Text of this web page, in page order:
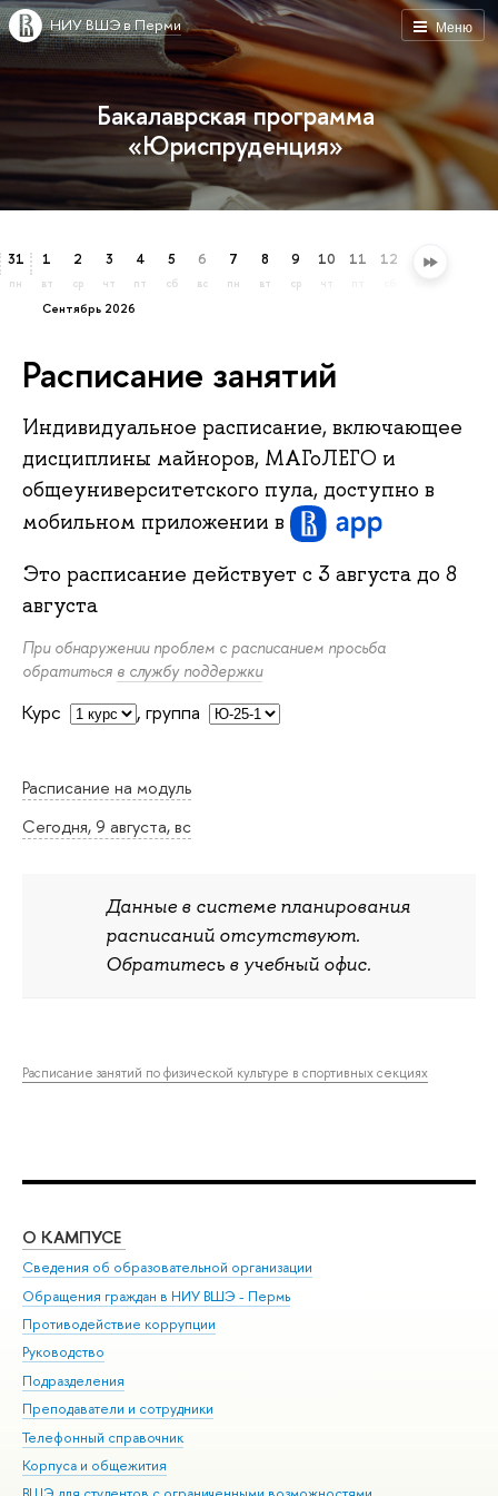
Меню
НИУ ВШЭ в Перми
Бакалаврская программа
«Юриспруденция»
31
пн
сентябрь 2026
1
вт
2
ср
3
чт
4
пт
5
сб
6
вс
7
пн
8
вт
9
ср
10
чт
11 12 13
Расписание на модуль
Сегодня, 9 августа, вс
Расписание занятий
Индивидуальное расписание, включающее
дисциплины майноров, МАГоЛЕГО и
общеуниверситетского пула, доступно в
мобильном приложении в
Это расписание действует с 3 августа до 8
августа
При обнаружении проблем с расписанием просьба
обратиться в службу поддержки
Курс , группа
Данные в системе планирования
расписаний отсутствуют.
Обратитесь в учебный офис.
Расписание занятий по физической культуре в спортивных секциях
О КАМПУСЕ
Сведения об образовательной организации
Обращения граждан в НИУ ВШЭ - Пермь
Противодействие коррупции
Руководство
Подразделения
Преподаватели и сотрудники
Телефонный справочник
Корпуса и общежития